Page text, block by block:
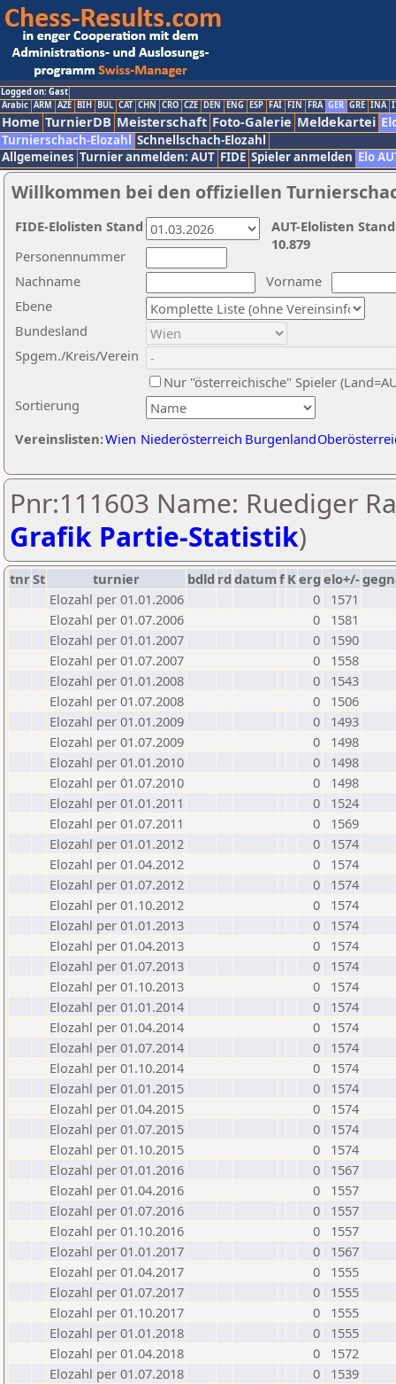
Logged on: Gast
Arabic ARM AZE BIH BUL CAT CHN CRO CZE DEN ENG ESP FAI FIN FRA GER GRE INA
Home TurnierDB Meisterschaft Foto-Galerie Meldekartei
Turnierschach-Elozahl Schnellschach-Elozahl
Allgemeines Turnier anmelden: AUT FIDE Spieler anmelden Elo
Willkommen bei den offiziellen
Nachname
Vorname
Ebene
Sortierung
Personennummer
Bundesland
Spgem./Kreis/Verein
Nur "österreichische" Spieler
Vereinslisten:Wien Niederösterreich Burgenland
AUT-Elolisten
10.879
FIDE-Elolisten Stand
Pnr:111603 Name: Ruediger
Grafik Partie-Statistik)
tnrSt turnier bdld rd datumf Kerg elo+/-
Elozahl per 01.01.2006
0
1571
Elozahl per 01.07.2006
0
1581
Elozahl per 01.01.2007
0
1590
Elozahl per 01.07.2007
0
1558
Elozahl per 01.01.2008
0
1543
Elozahl per 01.07.2008
0
1506
Elozahl per 01.01.2009
0
1493
Elozahl per 01.07.2009
0
1498
Elozahl per 01.01.2010
0
1498
Elozahl per 01.07.2010
0
1498
Elozahl per 01.01.2011
0
1524
Elozahl per 01.07.2011
0
1569
Elozahl per 01.01.2012
0
1574
Elozahl per 01.04.2012
0
1574
Elozahl per 01.07.2012
0
1574
Elozahl per 01.10.2012
0
1574
Elozahl per 01.01.2013
0
1574
Elozahl per 01.04.2013
0
1574
Elozahl per 01.07.2013
0
1574
Elozahl per 01.10.2013
0
1574
Elozahl per 01.01.2014
0
1574
Elozahl per 01.04.2014
0
1574
Elozahl per 01.07.2014
0
1574
Elozahl per 01.10.2014
0
1574
Elozahl per 01.01.2015
0
1574
Elozahl per 01.04.2015
0
1574
Elozahl per 01.07.2015
0
1574
Elozahl per 01.10.2015
0
1574
Elozahl per 01.01.2016
0
1567
Elozahl per 01.04.2016
0
1557
Elozahl per 01.07.2016
0
1557
Elozahl per 01.10.2016
0
1557
Elozahl per 01.01.2017
0
1567
Elozahl per 01.04.2017
0
1555
Elozahl per 01.07.2017
0
1555
Elozahl per 01.10.2017
0
1555
Elozahl per 01.01.2018
0
1555
Elozahl per 01.04.2018
0
1572
Elozahl per 01.07.2018
0
1539